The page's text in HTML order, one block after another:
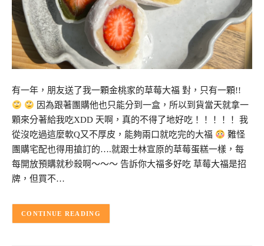
有一年，朋友送了我一顆金桃家的草莓大福 對，只有一顆!!
因為跟著團購他也只能分到一盒，所以到貨當天就拿一
顆來分著給我吃XDD 天啊，真的不得了地好吃！！！！！ 我
從沒吃過這麼軟Q又不厚皮，能夠兩口就吃完的大福
難怪
團購宅配也得用搶訂的….就跟士林宣原的草莓蛋糕一樣，每
每開放預購就秒殺啊～～～ 告訴你大福多好吃 草莓大福是招
牌，但買不…
CONTINUE READING